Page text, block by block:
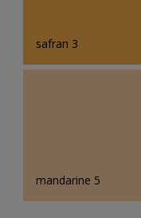
safran 3
mandarine 5